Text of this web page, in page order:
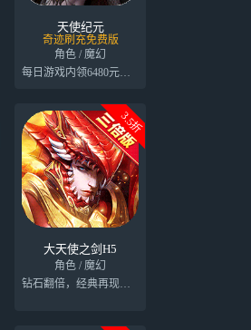
天使纪元
奇迹刷充免费版
角色 / 魔幻
每日游戏内领6480元代金券
3.5折
大天使之剑H5
角色 / 魔幻
钻石翻倍，经典再现，重温激情岁月